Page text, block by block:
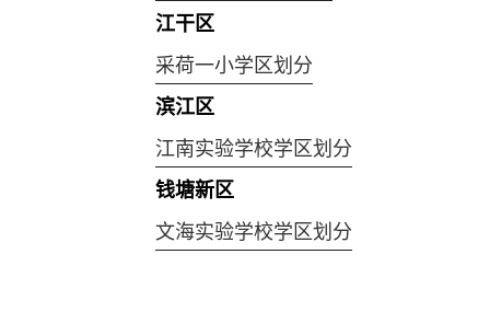
江干区
采荷一小学区划分
滨江区
江南实验学校学区划分
钱塘新区
文海实验学校学区划分